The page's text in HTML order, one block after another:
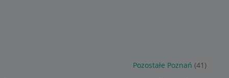
Pozostałe Poznań (41)